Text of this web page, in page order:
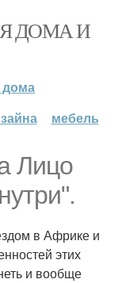
ДОМА И
дома
мебель
Лицо
в Африке и
этих
и вообще